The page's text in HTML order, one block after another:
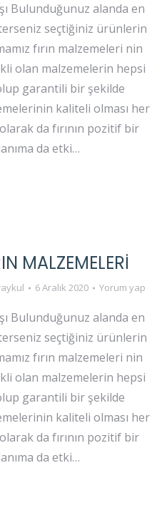
Bulunduğunuz alanda en
seçtiğiniz ürünlerin
fırın malzemeleri nin
olan malzemelerin hepsi
garantili bir şekilde
kaliteli olması her
da fırının pozitif bir
da etki…
MALZEMELERI
6 Aralık 2020 Yorum yap
Bulunduğunuz alanda en
seçtiğiniz ürünlerin
fırın malzemeleri nin
olan malzemelerin hepsi
garantili bir şekilde
kaliteli olması her
da fırının pozitif bir
da etki…